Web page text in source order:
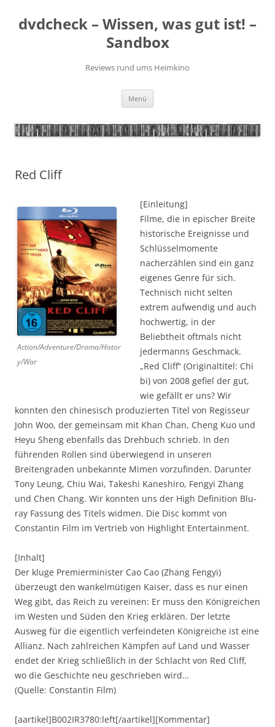
springen
dvdcheck – Wissen, was gut ist! –
Sandbox
Reviews rund ums Heimkino
Menü
Red Cliff
Action/Adventure/Drama/Histor
y/War
[Einleitung]
Filme, die in epischer Breite
historische Ereignisse und
Schlüsselmomente
nacherzählen sind ein ganz
eigenes Genre für sich.
Technisch nicht selten
extrem aufwendig und auch
hochwertig, in der
Beliebtheit oftmals nicht
jedermanns Geschmack.
„Red Cliff“ (Originaltitel: Chi
bi) von 2008 gefiel der gut,
wie gefällt er uns? Wir
konnten den chinesisch produzierten Titel von Regisseur
John Woo, der gemeinsam mit Khan Chan, Cheng Kuo und
Heyu Sheng ebenfalls das Drehbuch schrieb. In den
führenden Rollen sind überwiegend in unseren
Breitengraden unbekannte Mimen vorzufinden. Darunter
Tony Leung, Chiu Wai, Takeshi Kaneshiro, Fengyi Zhang
und Chen Chang. Wir konnten uns der High Definition Blu-
ray Fassung des Titels widmen. Die Disc kommt von
Constantin Film im Vertrieb von Highlight Entertainment.
[Inhalt]
Der kluge Premierminister Cao Cao (Zhang Fengyi)
überzeugt den wankelmütigen Kaiser, dass es nur einen
Weg gibt, das Reich zu vereinen: Er muss den Königreichen
im Westen und Süden den Krieg erklären. Der letzte
Ausweg für die eigentlich verfeindeten Königreiche ist eine
Allianz. Nach zahlreichen Kämpfen auf Land und Wasser
endet der Krieg schließlich in der Schlacht von Red Cliff,
wo die Geschichte neu geschrieben wird…
(Quelle: Constantin Film)
[aartikel]B002IR3780:left[/aartikel][Kommentar]